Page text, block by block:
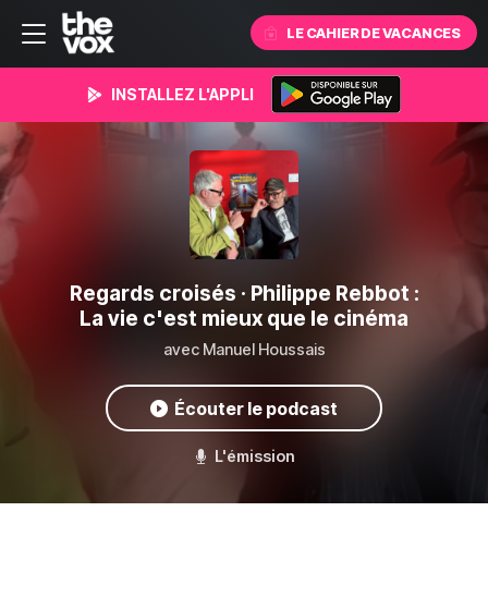
LE CAHIER DE VACANCES
INSTALLEZ L'APPLI
Regards croisés · Philippe Rebbot :
La vie c'est mieux que le cinéma
avec Manuel Houssais
Écouter le podcast
L'émission